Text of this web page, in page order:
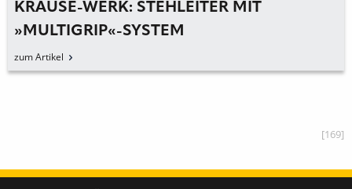
KRAUSE-WERK: STEHLEITER MIT
»MULTIGRIP«-SYSTEM
zum Artikel
[169]